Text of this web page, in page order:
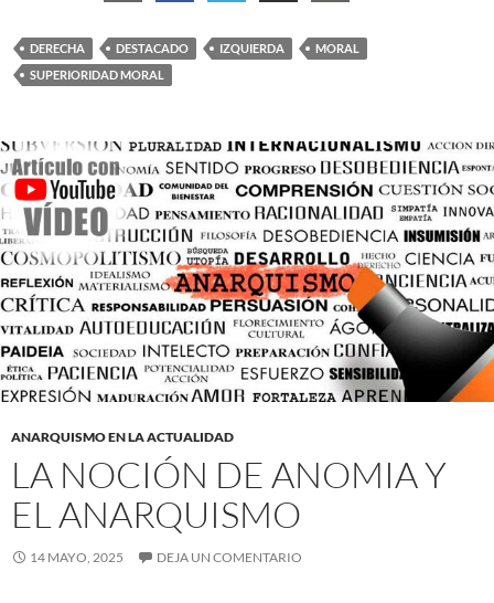
DERECHA DESTACADO IZQUIERDA
MORAL
SUPERIORIDAD MORAL
ANARQUISMO EN LA ACTUALIDAD
LA NOCIÓN DE ANOMIA Y
EL ANARQUISMO
14 MAYO, 2025 DEJA UN COMENTARIO